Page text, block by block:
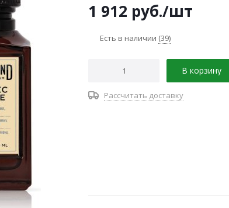
1 912 руб./шт
Есть в наличии (39)
В корзину
Рассчитать доставку